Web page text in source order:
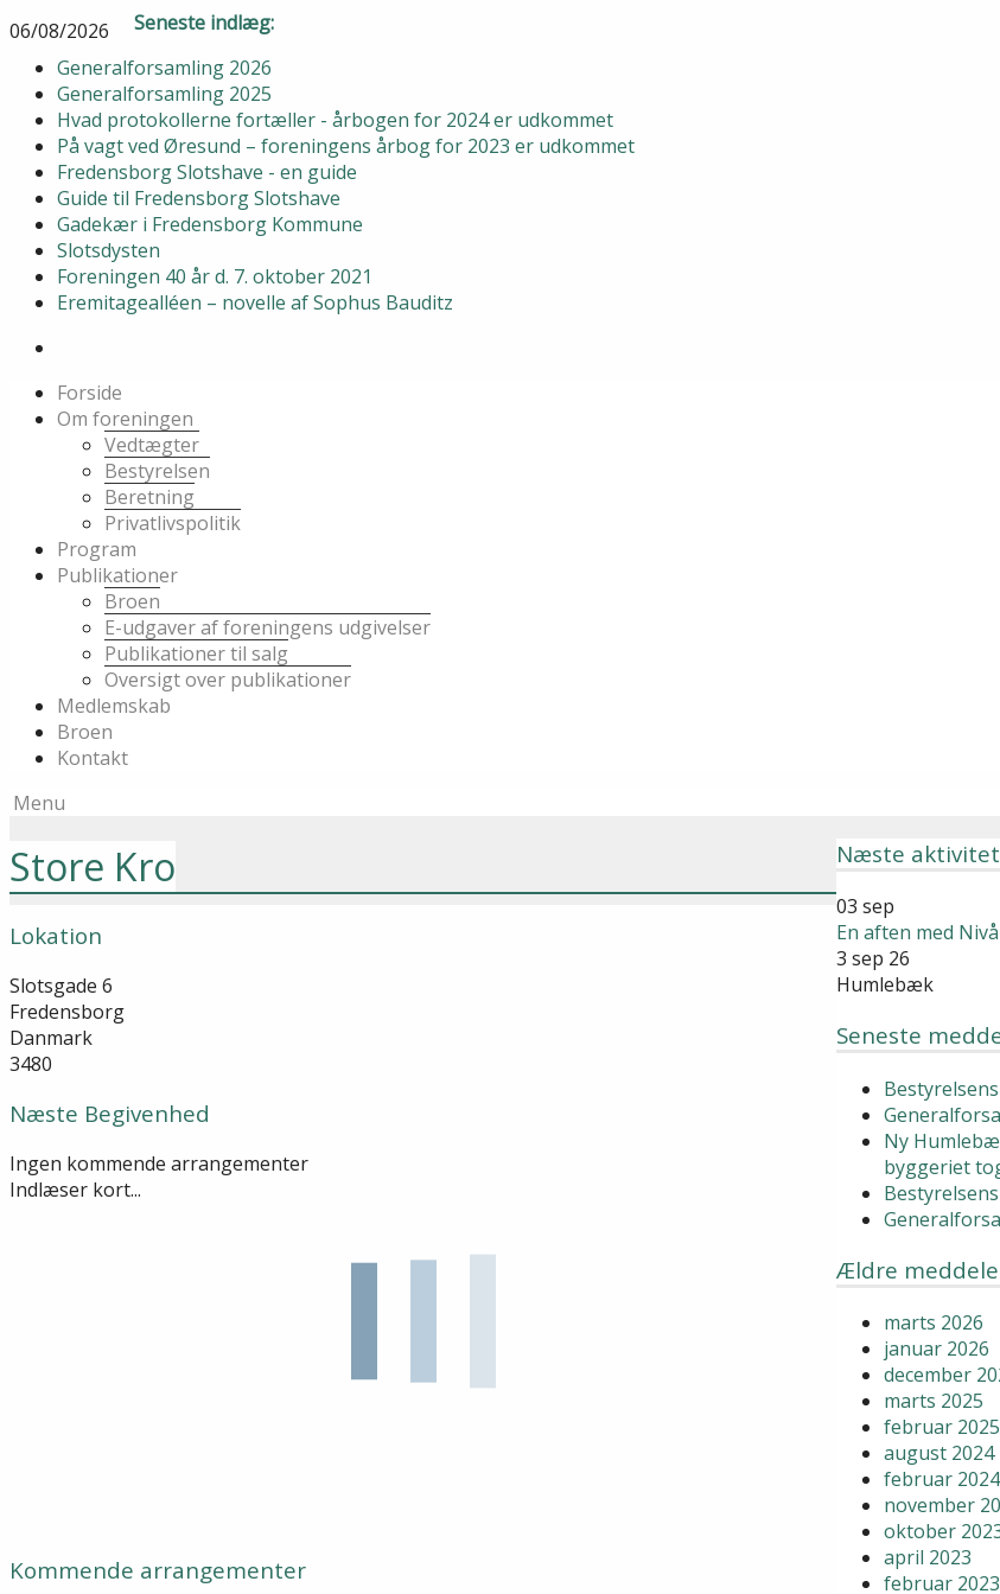
06/08/2026
Seneste indlæg:
Generalforsamling 2026
Generalforsamling 2025
Hvad protokollerne fortæller - årbogen for 2024 er udkommet
På vagt ved Øresund – foreningens årbog for 2023 er udkommet
Fredensborg Slotshave - en guide
Guide til Fredensborg Slotshave
Gadekær i Fredensborg Kommune
Slotsdysten
Foreningen 40 år d. 7. oktober 2021
Eremitagealléen – novelle af Sophus Bauditz
Forside
Om foreningen
Vedtægter
Bestyrelsen
Beretning
Privatlivspolitik
Program
Publikationer
Broen
E-udgaver af foreningens udgivelser
Publikationer til salg
Oversigt over publikationer
Medlemskab
Broen
Kontakt
Menu
Næste
03 sep
En aften med
3 sep 26
Humlebæk
Seneste
Ny
byggeriet
Ældre
marts 2026
januar 2026
december
marts 2025
februar 2025
august 2024
februar 2024
november
oktober
april 2023
februar 2023
Store Kro
Lokation
Slotsgade 6
Fredensborg
Danmark
3480
Næste Begivenhed
Ingen kommende arrangementer
Indlæser kort...
Kommende arrangementer